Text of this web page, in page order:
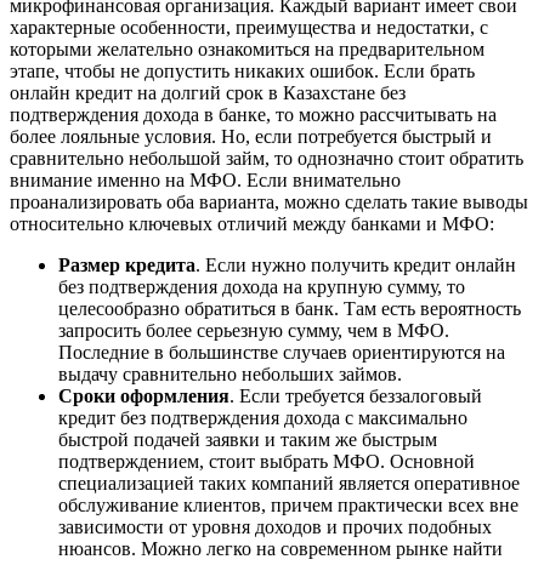
микрофинансовая организация. Каждый вариант имеет свои
характерные особенности, преимущества и недостатки, с
которыми желательно ознакомиться на предварительном
этапе, чтобы не допустить никаких ошибок. Если брать
онлайн кредит на долгий срок в Казахстане без
подтверждения дохода в банке, то можно рассчитывать на
более лояльные условия. Но, если потребуется быстрый и
сравнительно небольшой займ, то однозначно стоит обратить
внимание именно на МФО. Если внимательно
проанализировать оба варианта, можно сделать такие выводы
относительно ключевых отличий между банками и МФО:
Размер кредита. Если нужно получить кредит онлайн
без подтверждения дохода на крупную сумму, то
целесообразно обратиться в банк. Там есть вероятность
запросить более серьезную сумму, чем в МФО.
Последние в большинстве случаев ориентируются на
выдачу сравнительно небольших займов.
Сроки оформления. Если требуется беззалоговый
кредит без подтверждения дохода с максимально
быстрой подачей заявки и таким же быстрым
подтверждением, стоит выбрать МФО. Основной
специализацией таких компаний является оперативное
обслуживание клиентов, причем практически всех вне
зависимости от уровня доходов и прочих подобных
нюансов. Можно легко на современном рынке найти